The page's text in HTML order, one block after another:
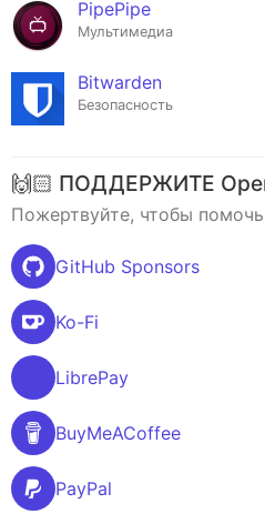
PipePipe
Мультимедиа
Bitwarden
Безопасность
🙌🏻 ПОДДЕРЖИТЕ
Пожертвуйте, чтобы
GitHub Sponsors
Ko-Fi
LibrePay
BuyMeACoffee
PayPal